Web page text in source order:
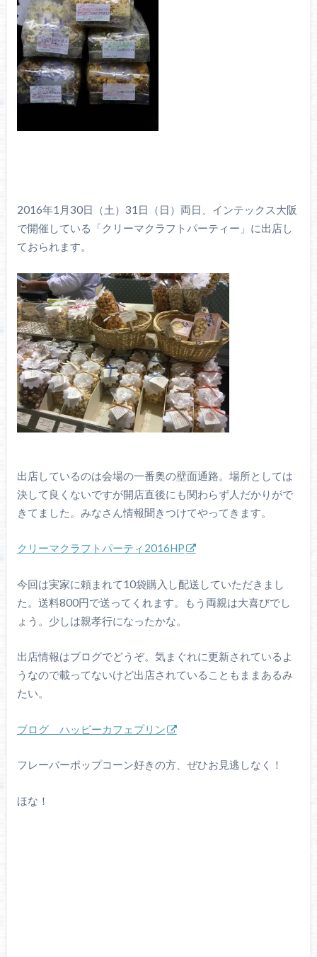
2016年1月30日（土）31日（日）両日、インテックス大阪
で開催している「クリーマクラフトパーティー」に出店し
ておられます。
出店しているのは会場の一番奥の壁面通路。場所としては
決して良くないですが開店直後にも関わらず人だかりがで
きてました。みなさん情報聞きつけてやってきます。
クリーマクラフトパーティ2016HP
今回は実家に頼まれて10袋購入し配送していただきまし
た。送料800円で送ってくれます。もう両親は大喜びでし
ょう。少しは親孝行になったかな。
出店情報はブログでどうぞ。気まぐれに更新されているよ
うなので載ってないけど出店されていることもままあるみ
たい。
ブログ ハッピーカフェプリン
フレーバーポップコーン好きの方、ぜひお見逃しなく！
ほな！